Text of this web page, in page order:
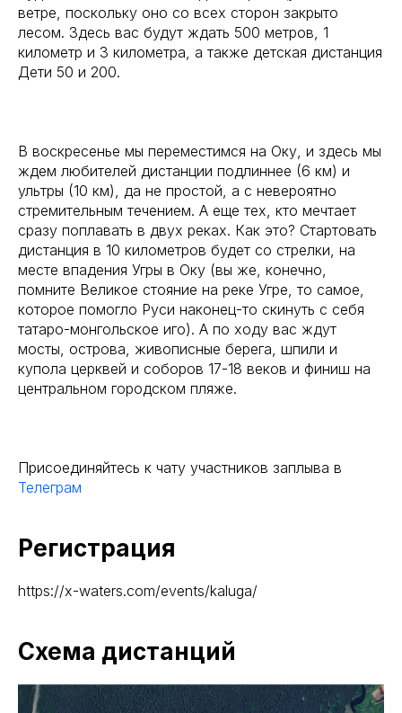
ветре, поскольку оно со всех сторон закрыто
лесом. Здесь вас будут ждать 500 метров, 1
километр и 3 километра, а также детская дистанция
Дети 50 и 200.
В воскресенье мы переместимся на Оку, и здесь мы
ждем любителей дистанции подлиннее (6 км) и
ультры (10 км), да не простой, а с невероятно
стремительным течением. А еще тех, кто мечтает
сразу поплавать в двух реках. Как это? Стартовать
дистанция в 10 километров будет со стрелки, на
месте впадения Угры в Оку (вы же, конечно,
помните Великое стояние на реке Угре, то самое,
которое помогло Руси наконец-то скинуть с себя
татаро-монгольское иго). А по ходу вас ждут
мосты, острова, живописные берега, шпили и
купола церквей и соборов 17-18 веков и финиш на
центральном городском пляже.
Присоединяйтесь к чату участников заплыва в
Телеграм
Регистрация
https://x-waters.com/events/kaluga/
Схема дистанций